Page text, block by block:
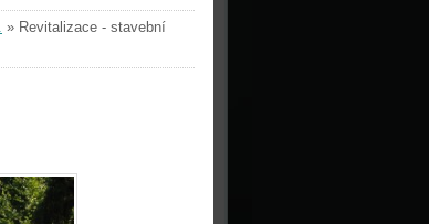
» Revitalizace - stavební